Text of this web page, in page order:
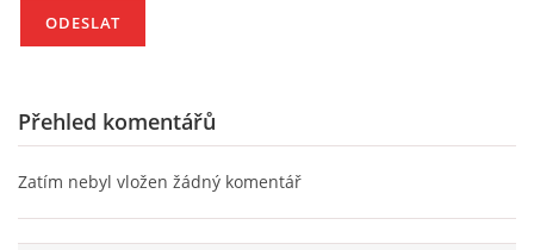
BÁSNĚ K TÉMATU PODZIM
BÁSNĚ K TÉMATU ZIMA
Přehled komentářů
Zatím nebyl vložen žádný komentář